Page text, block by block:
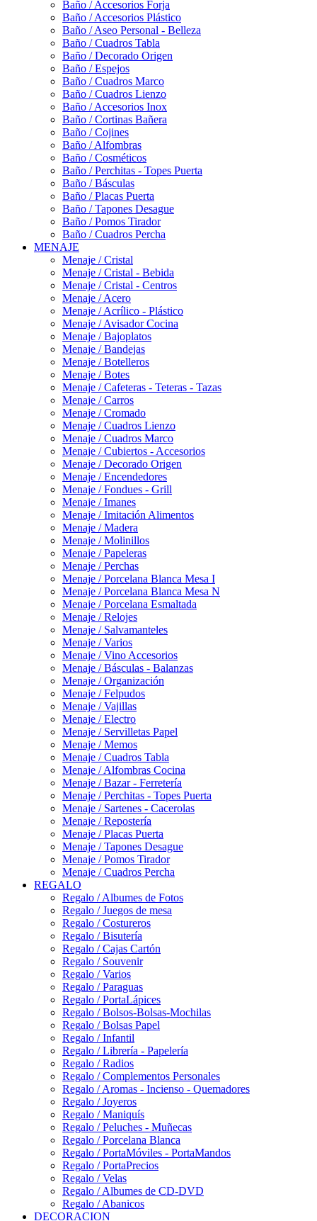
Baño / Accesorios Forja
Baño / Accesorios Plástico
Baño / Aseo Personal - Belleza
Baño / Cuadros Tabla
Baño / Decorado Origen
Baño / Espejos
Baño / Cuadros Marco
Baño / Cuadros Lienzo
Baño / Accesorios Inox
Baño / Cortinas Bañera
Baño / Cojines
Baño / Alfombras
Baño / Cosméticos
Baño / Perchitas - Topes Puerta
Baño / Básculas
Baño / Placas Puerta
Baño / Tapones Desague
Baño / Pomos Tirador
Baño / Cuadros Percha
MENAJE
Menaje / Cristal
Menaje / Cristal - Bebida
Menaje / Cristal - Centros
Menaje / Acero
Menaje / Acrílico - Plástico
Menaje / Avisador Cocina
Menaje / Bajoplatos
Menaje / Bandejas
Menaje / Botelleros
Menaje / Botes
Menaje / Cafeteras - Teteras - Tazas
Menaje / Carros
Menaje / Cromado
Menaje / Cuadros Lienzo
Menaje / Cuadros Marco
Menaje / Cubiertos - Accesorios
Menaje / Decorado Origen
Menaje / Encendedores
Menaje / Fondues - Grill
Menaje / Imanes
Menaje / Imitación Alimentos
Menaje / Madera
Menaje / Molinillos
Menaje / Papeleras
Menaje / Perchas
Menaje / Porcelana Blanca Mesa I
Menaje / Porcelana Blanca Mesa N
Menaje / Porcelana Esmaltada
Menaje / Relojes
Menaje / Salvamanteles
Menaje / Varios
Menaje / Vino Accesorios
Menaje / Básculas - Balanzas
Menaje / Organización
Menaje / Felpudos
Menaje / Vajillas
Menaje / Electro
Menaje / Servilletas Papel
Menaje / Memos
Menaje / Cuadros Tabla
Menaje / Alfombras Cocina
Menaje / Bazar - Ferretería
Menaje / Perchitas - Topes Puerta
Menaje / Sartenes - Cacerolas
Menaje / Repostería
Menaje / Placas Puerta
Menaje / Tapones Desague
Menaje / Pomos Tirador
Menaje / Cuadros Percha
REGALO
Regalo / Albumes de Fotos
Regalo / Juegos de mesa
Regalo / Costureros
Regalo / Bisutería
Regalo / Cajas Cartón
Regalo / Souvenir
Regalo / Varios
Regalo / Paraguas
Regalo / PortaLápices
Regalo / Bolsos-Bolsas-Mochilas
Regalo / Bolsas Papel
Regalo / Infantil
Regalo / Librería - Papelería
Regalo / Radios
Regalo / Complementos Personales
Regalo / Aromas - Incienso - Quemadores
Regalo / Joyeros
Regalo / Maniquís
Regalo / Peluches - Muñecas
Regalo / Porcelana Blanca
Regalo / PortaMóviles - PortaMandos
Regalo / PortaPrecios
Regalo / Velas
Regalo / Albumes de CD-DVD
Regalo / Abanicos
DECORACION